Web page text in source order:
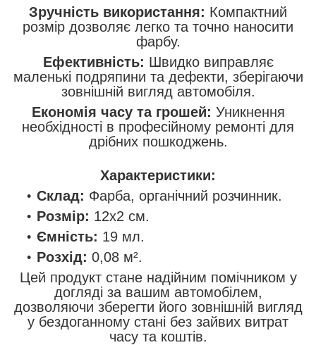
Зручність використання: Компактний
розмір дозволяє легко та точно наносити
фарбу.
Ефективність: Швидко виправляє
маленькі подряпини та дефекти, зберігаючи
зовнішній вигляд автомобіля.
Економія часу та грошей: Уникнення
необхідності в професійному ремонті для
дрібних пошкоджень.
Характеристики:
Склад: Фарба, органічний розчинник.
Розмір: 12x2 см.
Ємність: 19 мл.
Розхід: 0,08 м².
Цей продукт стане надійним помічником у
догляді за вашим автомобілем,
дозволяючи зберегти його зовнішній вигляд
у бездоганному стані без зайвих витрат
часу та коштів.